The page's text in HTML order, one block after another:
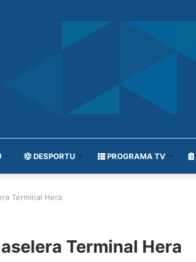
DESPORTU PROGRAMA TV
Terminal Hera
Terminal Hera